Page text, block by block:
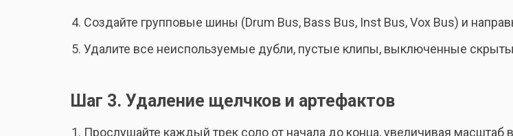
Создайте групповые шины (Drum Bus, Bass Bus, Inst Bus, Vox Bus) и
Удалите все неиспользуемые дубли, пустые клипы, выключенные
Шаг 3. Удаление щелчков и артефактов
Прослушайте каждый трек соло от начала до конца, увеличивая